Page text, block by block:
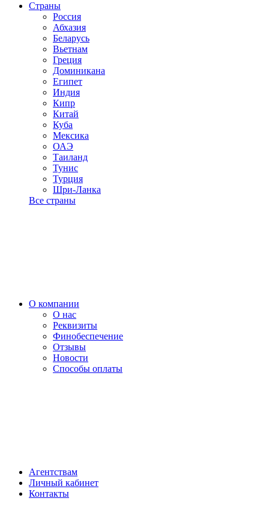
Страны
Россия
Абхазия
Беларусь
Вьетнам
Греция
Доминикана
Египет
Индия
Кипр
Китай
Куба
Мексика
ОАЭ
Таиланд
Тунис
Турция
Шри-Ланка
Все страны
О компании
О нас
Реквизиты
Финобеспечение
Отзывы
Новости
Способы оплаты
Агентствам
Личный кабинет
Контакты